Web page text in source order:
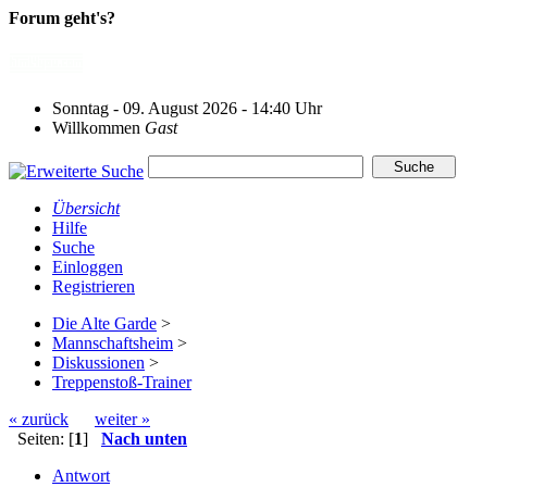
Forum geht's?
Sonntag - 09. August 2026 - 14:40 Uhr
Willkommen Gast
Übersicht
Hilfe
Suche
Einloggen
Registrieren
Die Alte Garde >
Mannschaftsheim >
Diskussionen >
Treppenstoß-Trainer
« zurück
weiter »
Seiten: [1] Nach unten
Antwort